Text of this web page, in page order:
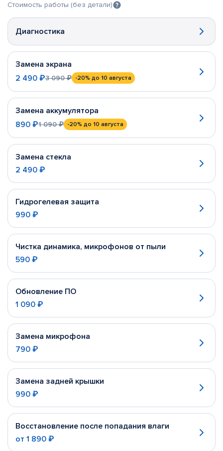
Стоимость работы (без детали)
Диагностика
Замена экрана
2 490 ₽3 090 ₽ -20% до 10 августа
Замена аккумулятора
890 ₽1 090 ₽ -20% до 10 августа
Замена стекла
2 490 ₽
Гидрогелевая защита
990 ₽
Чистка динамика, микрофонов от пыли
590 ₽
Обновление ПО
1 090 ₽
Замена микрофона
790 ₽
Замена задней крышки
990 ₽
Восстановление после попадания влаги
от 1 890 ₽